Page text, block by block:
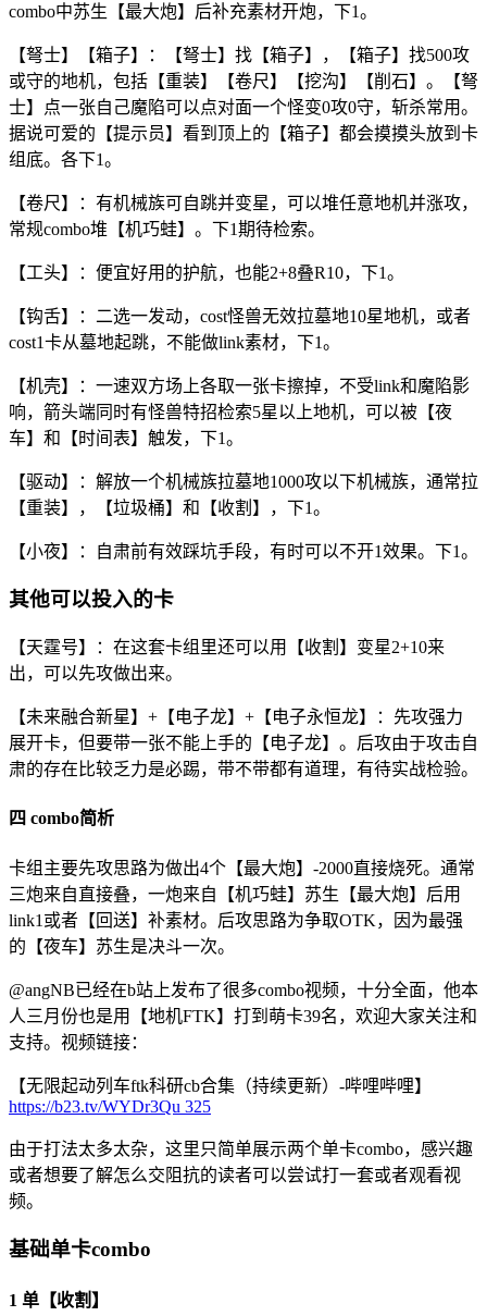
combo中苏生【最大炮】后补充素材开炮，下1。
【弩士】【箱子】：【弩士】找【箱子】，【箱子】找500攻
或守的地机，包括【重装】【卷尺】【挖沟】【削石】。【弩
士】点一张自己魔陷可以点对面一个怪变0攻0守，斩杀常用。
据说可爱的【提示员】看到顶上的【箱子】都会摸摸头放到卡
组底。各下1。
【卷尺】：有机械族可自跳并变星，可以堆任意地机并涨攻，
常规combo堆【机巧蛙】。下1期待检索。
【工头】：便宜好用的护航，也能2+8叠R10，下1。
【钩舌】：二选一发动，cost怪兽无效拉墓地10星地机，或者
cost1卡从墓地起跳，不能做link素材，下1。
【机壳】：一速双方场上各取一张卡擦掉，不受link和魔陷影
响，箭头端同时有怪兽特招检索5星以上地机，可以被【夜
车】和【时间表】触发，下1。
【驱动】：解放一个机械族拉墓地1000攻以下机械族，通常拉
【重装】，【垃圾桶】和【收割】，下1。
【小夜】：自肃前有效踩坑手段，有时可以不开1效果。下1。
其他可以投入的卡
【天霆号】：在这套卡组里还可以用【收割】变星2+10来
出，可以先攻做出来。
【未来融合新星】+【电子龙】+【电子永恒龙】：先攻强力
展开卡，但要带一张不能上手的【电子龙】。后攻由于攻击自
肃的存在比较乏力是必踢，带不带都有道理，有待实战检验。
四 combo简析
卡组主要先攻思路为做出4个【最大炮】-2000直接烧死。通常
三炮来自直接叠，一炮来自【机巧蛙】苏生【最大炮】后用
link1或者【回送】补素材。后攻思路为争取OTK，因为最强
的【夜车】苏生是决斗一次。
@angNB已经在b站上发布了很多combo视频，十分全面，他本
人三月份也是用【地机FTK】打到萌卡39名，欢迎大家关注和
支持。视频链接：
【无限起动列车ftk科研cb合集（持续更新）-哔哩哔哩】
https://b23.tv/WYDr3Qu 325
由于打法太多太杂，这里只简单展示两个单卡combo，感兴趣
或者想要了解怎么交阻抗的读者可以尝试打一套或者观看视
频。
基础单卡combo
1 单【收割】